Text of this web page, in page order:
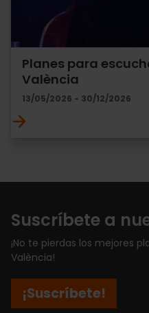
Planes para
València
13/05/2026 - 30/12/2026
Suscríbete a
¡No te pierdas los mejores
València!
¡Suscríbete!